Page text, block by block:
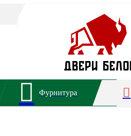
Фурнитура